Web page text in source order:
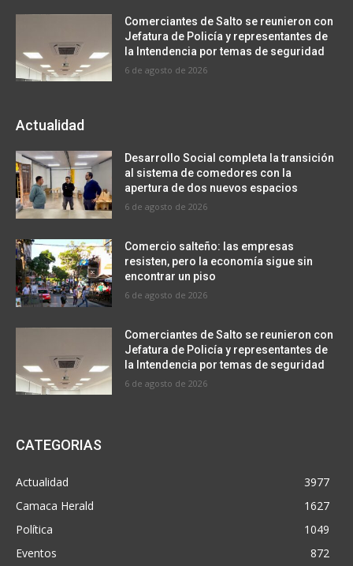
Comerciantes de Salto se reunieron con
Jefatura de Policía y representantes de
la Intendencia por temas de seguridad
6 de agosto de 2026
Actualidad
Desarrollo Social completa la transición
al sistema de comedores con la
apertura de dos nuevos espacios
6 de agosto de 2026
Comercio salteño: las empresas
resisten, pero la economía sigue sin
encontrar un piso
6 de agosto de 2026
Comerciantes de Salto se reunieron con
Jefatura de Policía y representantes de
la Intendencia por temas de seguridad
6 de agosto de 2026
CATEGORIAS
Actualidad
3977
Camaca Herald
1627
Política
1049
Eventos
872